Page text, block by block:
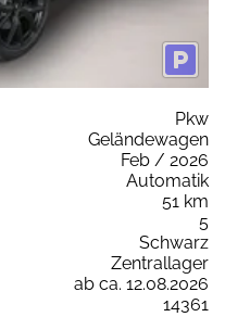
Pkw
Geländewagen
Feb / 2026
Automatik
51 km
5
Schwarz
Zentrallager
ab ca. 12.08.2026
14361